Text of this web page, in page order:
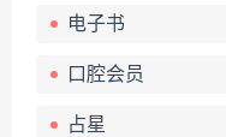
电子书
口腔会员
占星